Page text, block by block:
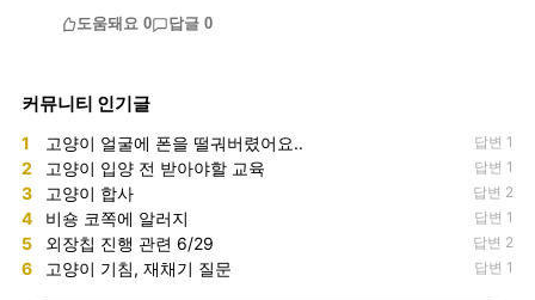
도움돼요 0 답글 0
커뮤니티 인기글
1 고양이 얼굴에 폰을 떨궈버렸어요.. 답변 1
2 고양이 입양 전 받아야할 교육 답변 1
3 고양이 합사 답변 2
4 비숑 코쪽에 알러지 답변 1
5 외장칩 진행 관련 6/29 답변 2
6 고양이 기침, 재채기 질문 답변 1